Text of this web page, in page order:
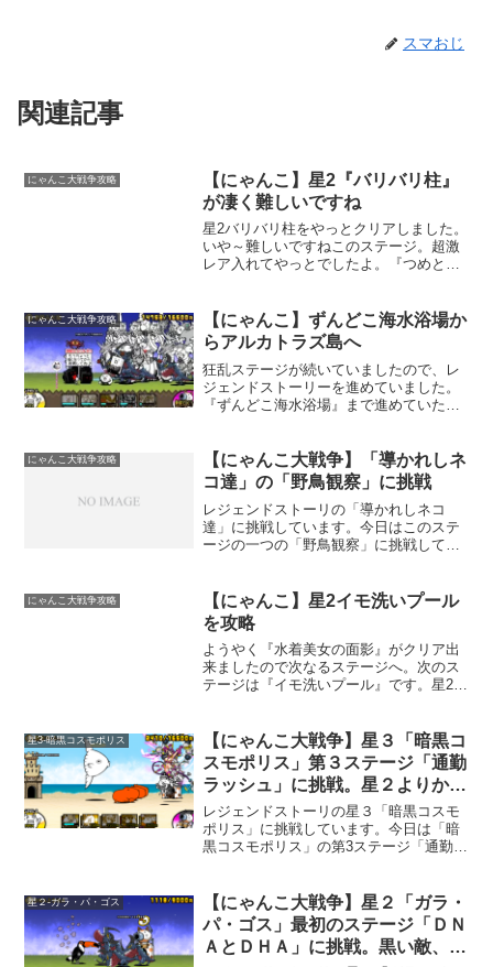
スマおじ
関連記事
にゃんこ大戦争攻略
【にゃんこ】星2『バリバリ柱』
が凄く難しいですね
星2バリバリ柱をやっとクリアしました。
いや～難しいですねこのステージ。超激
レア入れてやっとでしたよ。『つめとぎ
役沢山。『赤羅我王』以外にも浮いてい
る敵がいるので浮いて...
にゃんこ大戦争攻略
【にゃんこ】ずんどこ海水浴場か
らアルカトラズ島へ
狂乱ステージが続いていましたので、レ
ジェンドストーリーを進めていました。
『ずんどこ海水浴場』まで進めていたの
れのステージでしっかりと編成が必要で
すね。なかなかやり甲斐が...
にゃんこ大戦争攻略
【にゃんこ大戦争】「導かれしネ
コ達」の「野鳥観察」に挑戦
レジェンドストーリの「導かれしネコ
達」に挑戦しています。今日はこのステ
ージの一つの「野鳥観察」に挑戦してみ
た。しかし、アイテムを使ってしまう
と、簡単すぎてしまう不思議な...
にゃんこ大戦争攻略
【にゃんこ】星2イモ洗いプール
を攻略
ようやく『水着美女の面影』がクリア出
来ましたので次なるステージへ。次のス
テージは『イモ洗いプール』です。星2の
など簡単にご紹介。もし、このステージ
で詰まっているようでし...
星3-暗黒コスモポリス
【にゃんこ大戦争】星３「暗黒コ
スモポリス」第３ステージ「通勤
ラッシュ」に挑戦。星２よりかな
り難しくなっています。
レジェンドストーリの星３「暗黒コスモ
ポリス」に挑戦しています。今日は「暗
黒コスモポリス」の第3ステージ「通勤ラ
ジです。ある程度時間がすぎるとクリア
出来ないような状態にな...
星２-ガラ・パ・ゴス
【にゃんこ大戦争】星２「ガラ・
パ・ゴス」最初のステージ「ＤＮ
ＡとＤＨＡ」に挑戦。黒い敵、波